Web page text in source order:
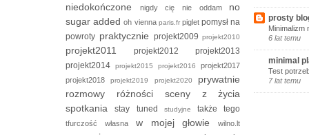
niedokończone nigdy cię nie oddam no
sugar addedoh vienna paris.fr pigletpomysł na
powroty praktycznie projekt2009projekt2010
projekt2011projekt2012projekt2013
projekt2014projekt2015projekt2016projekt2017
projekt2018projekt2019 projekt2020 prywatnie
rozmowy różności sceny z życia
spotkaniastay tuned studyjnetakże tego
tfurczość własna w mojej głowiewilno.lt
prosty
Minimalizm
6 lat temu
minimal
Test
7 lat temu